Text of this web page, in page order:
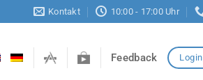
Kontakt 10:00 - 17:00 Uhr
Feedback Login